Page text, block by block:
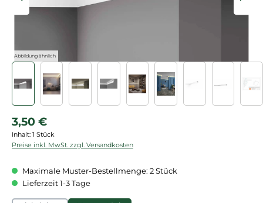
Abbildung ähnlich
Regulärer Preis:
3,50 €
Inhalt: 1 Stück
Preise inkl. MwSt. zzgl. Versandkosten
Maximale Muster-Bestellmenge: 2 Stück
Lieferzeit 1-3 Tage